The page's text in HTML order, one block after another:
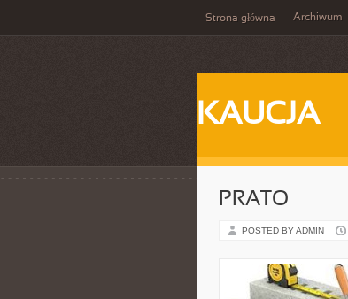
Strona główna Archiwum
KAUCJA
PRATO
POSTED BY ADMIN